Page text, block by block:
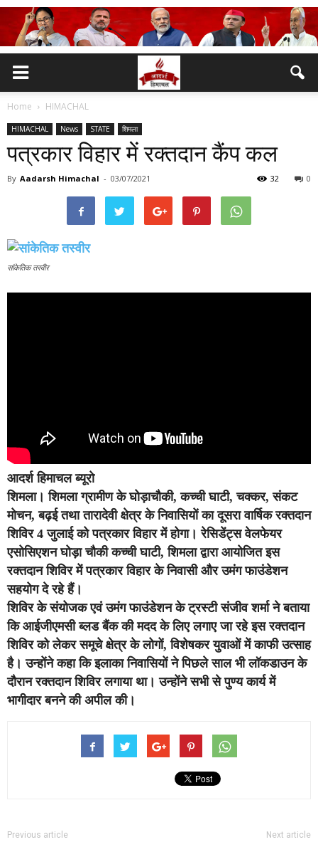
Home HIMACHAL
HIMACHAL News STATE शिमला
पत्रकार विहार में रक्तदान कैंप कल
By Aadarsh Himachal - 03/07/2021 0
32
सांकेतिक तस्वीर
आदर्श हिमाचल ब्यूरो
शिमला। शिमला ग्रामीण के घोड़ाचौकी, कच्ची घाटी, चक्कर, संकट
मोचन, बढ़ई तथा तारादेवी क्षेत्र के निवासियों का दूसरा वार्षिक रक्तदान
शिविर 4 जुलाई को पत्रकार विहार में होगा। रेसिडेंट्स वेलफेयर
एसोसिएशन घोड़ा चौकी कच्ची घाटी, शिमला द्वारा आयोजित इस
रक्तदान शिविर में पत्रकार विहार के निवासी और उमंग फाउंडेशन
सहयोग दे रहे हैं।
शिविर के संयोजक एवं उमंग फाउंडेशन के ट्रस्टी संजीव शर्मा ने बताया
कि आईजीएमसी ब्लड बैंक की मदद के लिए लगाए जा रहे इस रक्तदान
शिविर को लेकर समूचे क्षेत्र के लोगों, विशेषकर युवाओं में काफी उत्साह
है। उन्होंने कहा कि इलाका निवासियों ने पिछले साल भी लॉकडाउन के
दौरान रक्तदान शिविर लगाया था। उन्होंने सभी से पुण्य कार्य में
भागीदार बनने की अपील की।
Previous article Next article